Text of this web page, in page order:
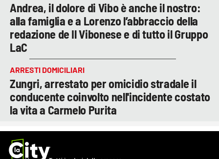
Andrea, il dolore di Vibo è anche il nostro:
alla famiglia e a Lorenzo l’abbraccio della
redazione de Il Vibonese e di tutto il Gruppo
LaC
ARRESTI DOMICILIARI
Zungri, arrestato per omicidio stradale il
conducente coinvolto nell'incidente costato
la vita a Carmelo Purita